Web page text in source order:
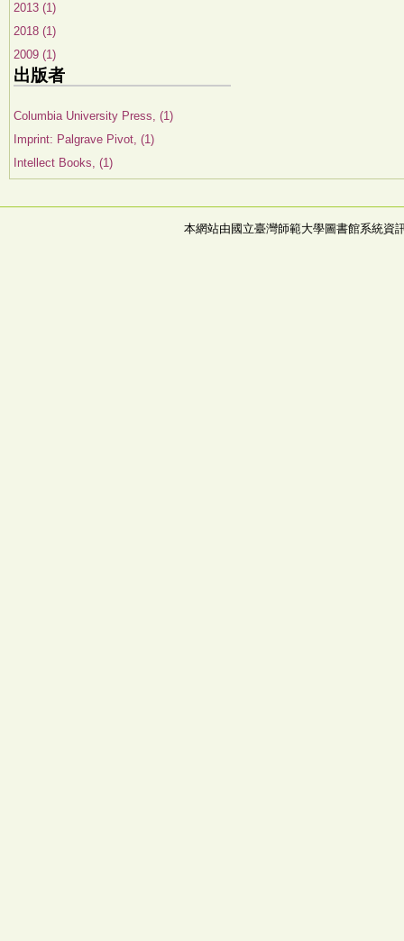
2013 (1)
2018 (1)
2009 (1)
出版者
Columbia University Press, (1)
Imprint: Palgrave Pivot, (1)
Intellect Books, (1)
本網站由國立臺灣師範大學圖書館系統資